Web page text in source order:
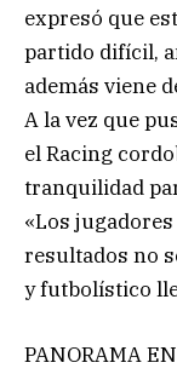
expresó que
partido difícil,
además viene
A la vez que
el Racing
tranquilidad
«Los
resultados no
y futbolístico
PANORAMA